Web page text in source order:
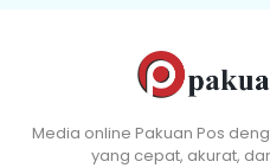
Media online Pakuan Pos
yang cepat, akurat,